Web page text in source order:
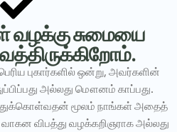
வழக்கு சுமையை
புகார்களில் ஒன்று, அவர்களின்
அல்லது மௌனம் காப்பது.
மூலம் நாங்கள் அதைத்
விபத்து வழக்கறிஞராக அல்லது